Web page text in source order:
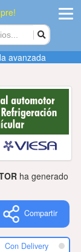
Agregar
empresa
Actualizar
datos
Publicidad
Tiendacores
Contactenos
avanzada
ha generado
Compartir
Con Delivery